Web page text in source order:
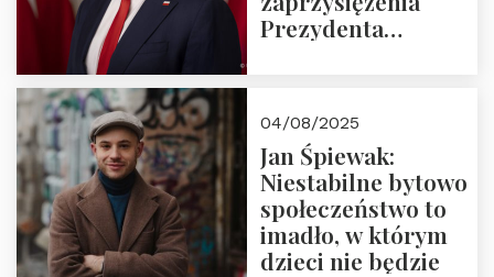
Prezydenta
Nawrockiego
04/08/2025
Jan Śpiewak:
Niestabilne bytowo
społeczeństwo to
imadło, w którym
dzieci nie będzie